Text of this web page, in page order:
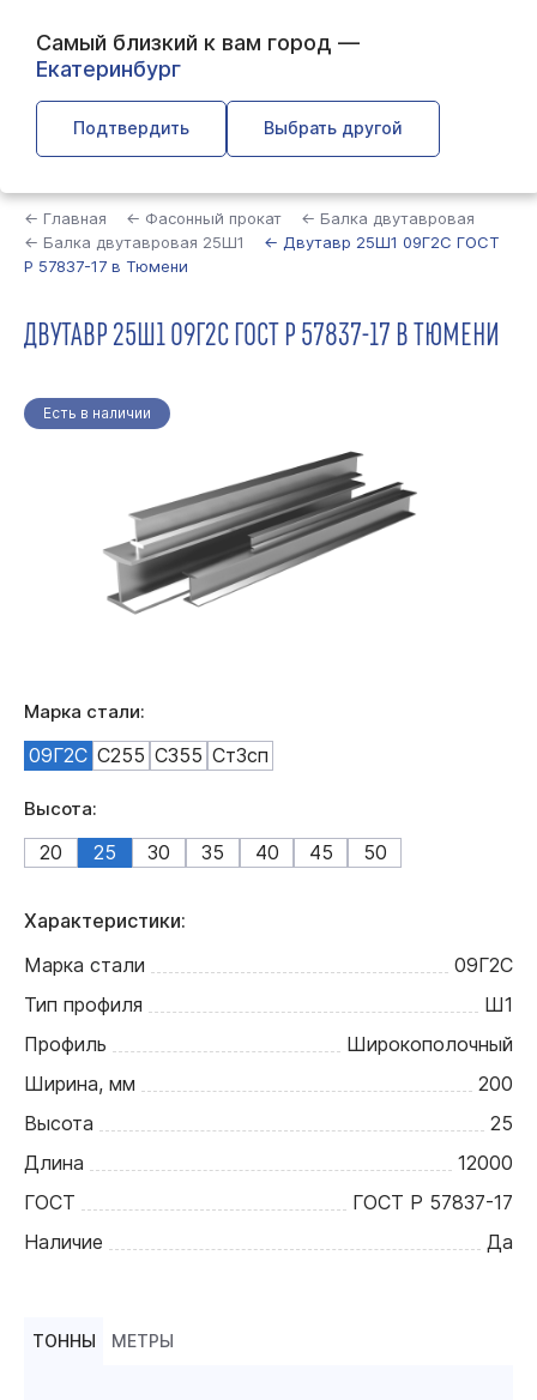
Самый близкий к вам город —
Екатеринбург
Подтвердить Выбрать другой
← Главная ← Фасонный прокат
← Балка двутавровая
← Балка двутавровая 25Ш1
← Двутавр 25Ш1 09Г2С ГОСТ
Р 57837-17 в Тюмени
ДВУТАВР 25Ш1 09Г2С ГОСТ Р 57837-17 В ТЮМЕНИ
Есть в наличии
Марка стали:
09Г2С С255 С355 Ст3сп
Высота:
20 25 30 35 40 45 50
Характеристики:
Марка стали
09Г2С
Тип профиля
Ш1
Профиль
Широкополочный
Ширина, мм
200
Высота
25
Длина
12000
ГОСТ
ГОСТ Р 57837-17
Наличие
Да
ТОННЫ МЕТРЫ